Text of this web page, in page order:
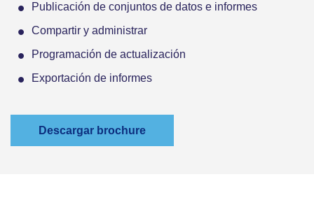
Publicación de conjuntos de datos e informes
Compartir y administrar
Programación de actualización
Exportación de informes
Descargar brochure